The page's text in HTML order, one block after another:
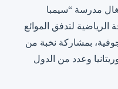
مدرسة “سيمبا
الرياضية لتدفق الموائع
بمشاركة نخبة من
وعدد من الدول